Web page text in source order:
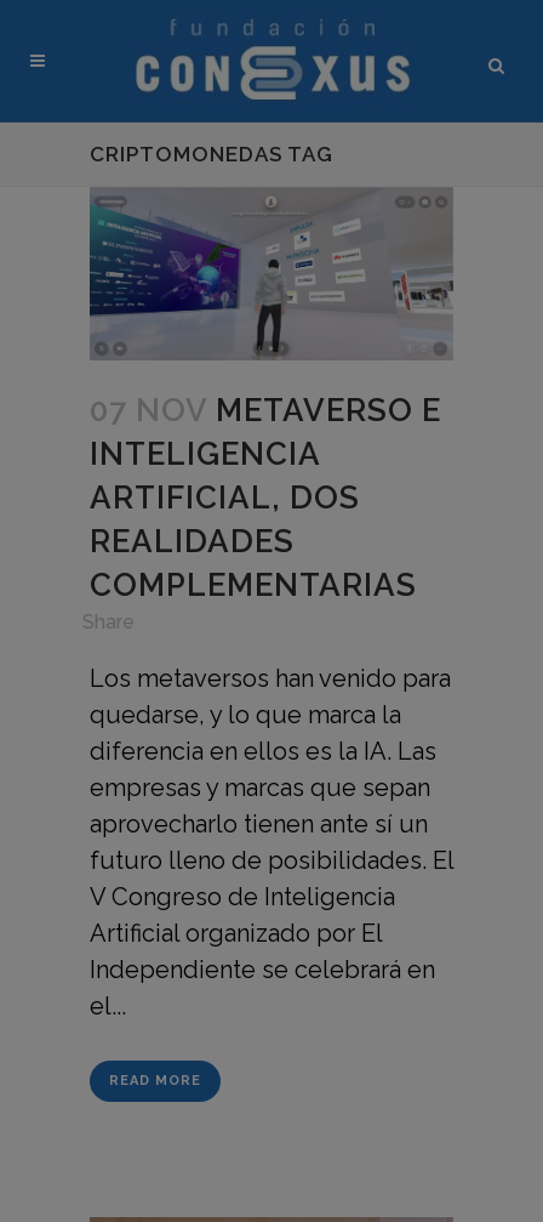
CRIPTOMONEDAS TAG
07 NOV METAVERSO E
INTELIGENCIA
ARTIFICIAL, DOS
REALIDADES
COMPLEMENTARIAS
Share
Los metaversos han venido para
quedarse, y lo que marca la
diferencia en ellos es la IA. Las
empresas y marcas que sepan
aprovecharlo tienen ante sí un
futuro lleno de posibilidades. El
V Congreso de Inteligencia
Artificial organizado por El
Independiente se celebrará en
el...
READ MORE